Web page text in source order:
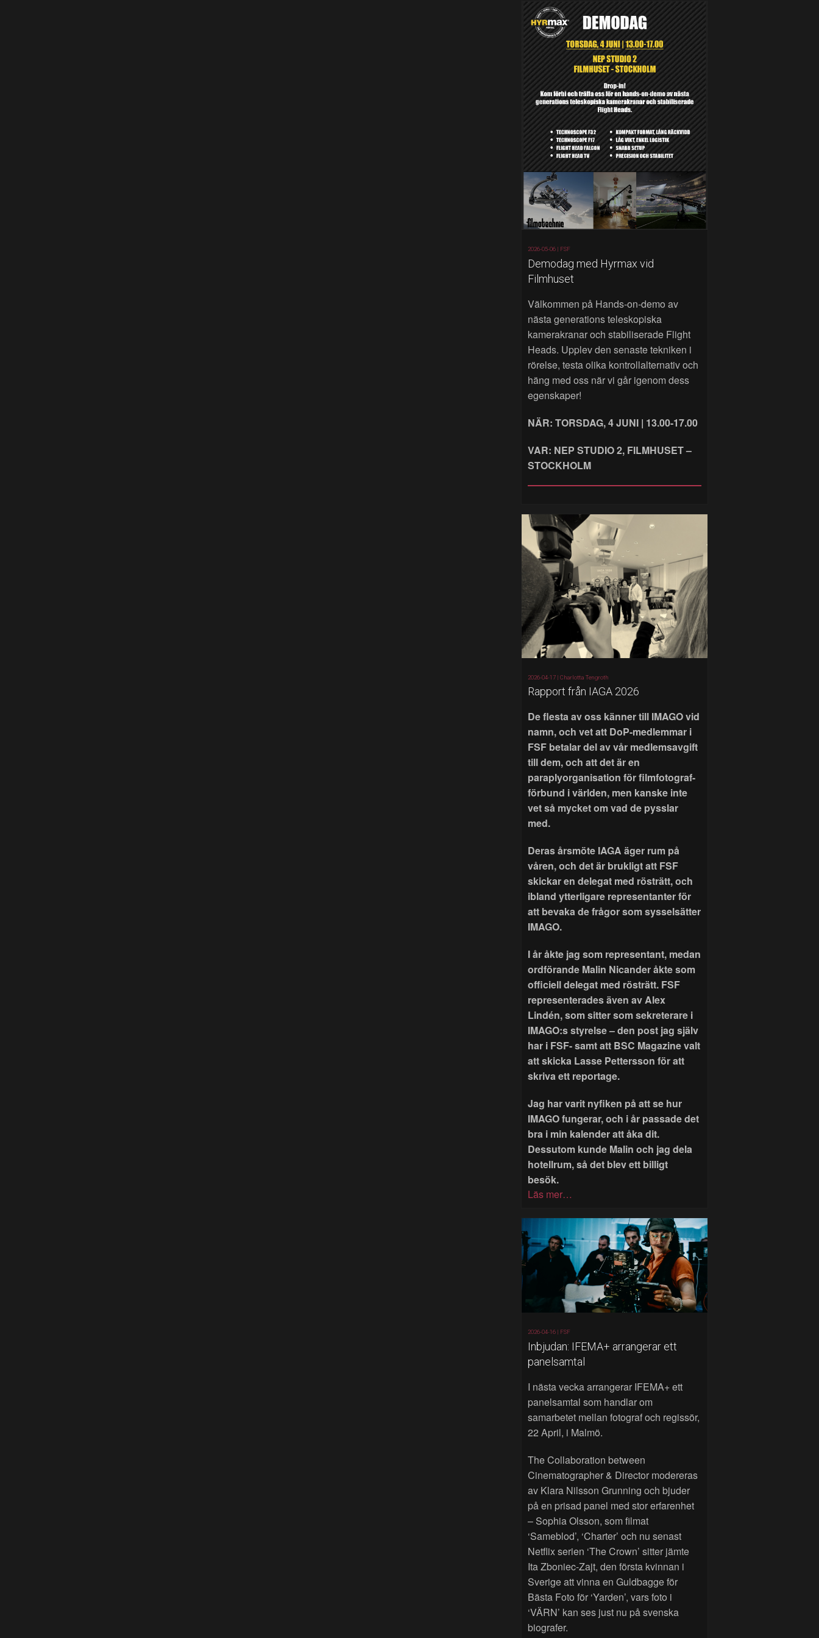
2026-05-06 | FSF
Demodag med Hyrmax vid
Filmhuset
Välkommen på Hands‑on‑demo av
nästa generations teleskopiska
kamerakranar och stabiliserade Flight
Heads. Upplev den senaste tekniken i
rörelse, testa olika kontrollalternativ och
häng med oss när vi går igenom dess
egenskaper!
NÄR: TORSDAG, 4 JUNI | 13.00-17.00
VAR: NEP STUDIO 2, FILMHUSET –
STOCKHOLM
2026-04-17 |Charlotta Tengroth
Rapport från IAGA 2026
De flesta av oss känner till IMAGO vid
namn, och vet att DoP-medlemmar i
FSF betalar del av vår medlemsavgift
till dem, och att det är en
paraplyorganisation för filmfotograf-
förbund i världen, men kanske inte
vet så mycket om vad de pysslar
med.
Deras årsmöte IAGA äger rum på
våren, och det är brukligt att FSF
skickar en delegat med rösträtt, och
ibland ytterligare representanter för
att bevaka de frågor som sysselsätter
IMAGO.
I år åkte jag som representant, medan
ordförande Malin Nicander åkte som
officiell delegat med rösträtt. FSF
representerades även av Alex
Lindén, som sitter som sekreterare i
IMAGO:s styrelse – den post jag själv
har i FSF- samt att BSC Magazine valt
att skicka Lasse Pettersson för att
skriva ett reportage.
Jag har varit nyfiken på att se hur
IMAGO fungerar, och i år passade det
bra i min kalender att åka dit.
Dessutom kunde Malin och jag dela
hotellrum, så det blev ett billigt
besök.
Läs mer…
2026-04-16 | FSF
Inbjudan: IFEMA+ arrangerar ett
panelsamtal
I nästa vecka arrangerar IFEMA+ ett
panelsamtal som handlar om
samarbetet mellan fotograf och regissör,
22 April, i Malmö.
The Collaboration between
Cinematographer & Director modereras
av Klara Nilsson Grunning och bjuder
på en prisad panel med stor erfarenhet
– Sophia Olsson, som filmat
‘Sameblod’, ‘Charter’ och nu senast
Netflix serien ‘The Crown’ sitter jämte
Ita Zboniec-Zajt, den första kvinnan i
Sverige att vinna en Guldbagge för
Bästa Foto för ‘Yarden’, vars foto i
‘VÄRN’ kan ses just nu på svenska
biografer.